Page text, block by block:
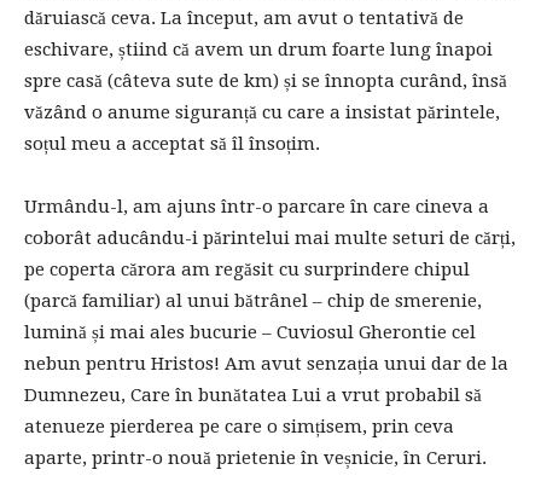
dăruiască ceva. La început, am avut o tentativă de
eschivare, știind că avem un drum foarte lung înapoi
spre casă (câteva sute de km) și se înnopta curând, însă
văzând o anume siguranță cu care a insistat părintele,
soțul meu a acceptat să îl însoțim.
Urmându-l, am ajuns într-o parcare în care cineva a
coborât aducându-i părintelui mai multe seturi de cărți,
pe coperta cărora am regăsit cu surprindere chipul
(parcă familiar) al unui bătrânel – chip de smerenie,
lumină și mai ales bucurie – Cuviosul Gherontie cel
nebun pentru Hristos! Am avut senzația unui dar de la
Dumnezeu, Care în bunătatea Lui a vrut probabil să
atenueze pierderea pe care o simțisem, prin ceva
aparte, printr-o nouă prietenie în veșnicie, în Ceruri.